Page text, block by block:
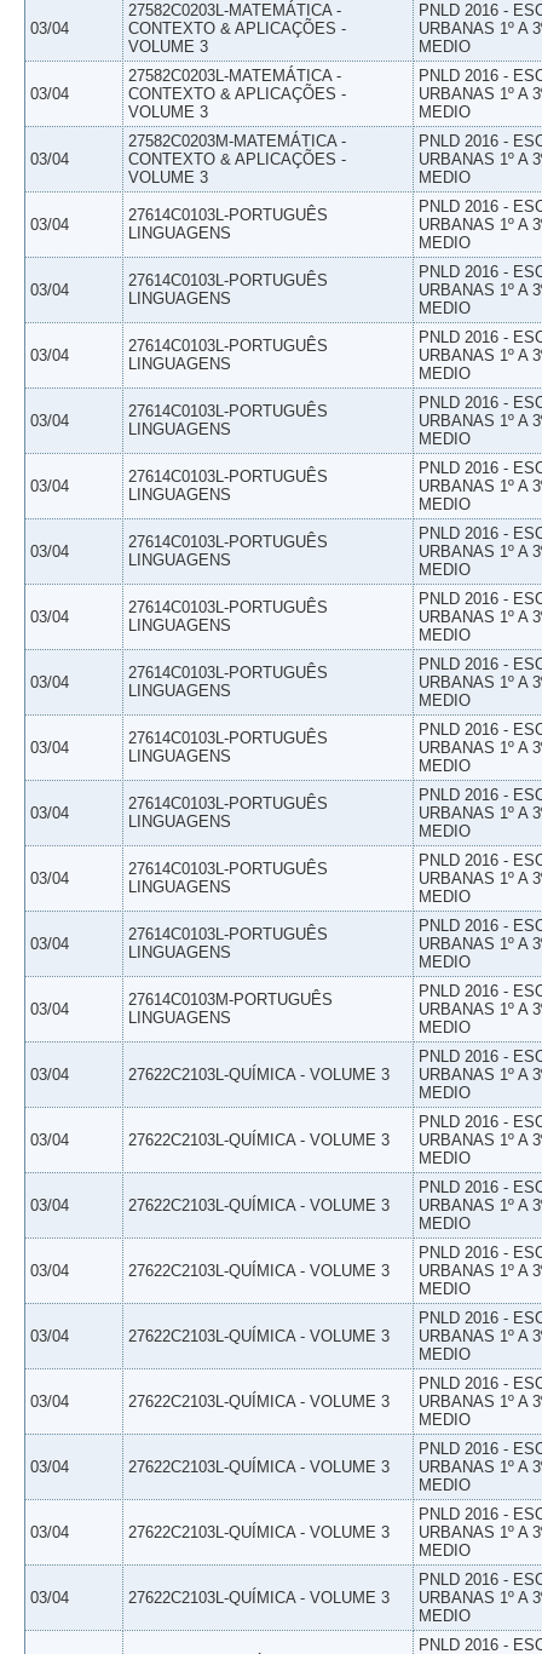
03/04
27582C0203L-MATEMÁTICA -
CONTEXTO & APLICAÇÕES -
VOLUME 3
PNLD 2016 -
URBANAS 1º A
MEDIO
03/04
27582C0203L-MATEMÁTICA -
CONTEXTO & APLICAÇÕES -
VOLUME 3
PNLD 2016 -
URBANAS 1º A
MEDIO
03/04
27582C0203M-MATEMÁTICA -
CONTEXTO & APLICAÇÕES -
VOLUME 3
PNLD 2016 -
URBANAS 1º A
MEDIO
03/04
27614C0103L-PORTUGUÊS
LINGUAGENS
PNLD 2016 -
URBANAS 1º A
MEDIO
03/04
27614C0103L-PORTUGUÊS
LINGUAGENS
PNLD 2016 -
URBANAS 1º A
MEDIO
03/04
27614C0103L-PORTUGUÊS
LINGUAGENS
PNLD 2016 -
URBANAS 1º A
MEDIO
03/04
27614C0103L-PORTUGUÊS
LINGUAGENS
PNLD 2016 -
URBANAS 1º A
MEDIO
03/04
27614C0103L-PORTUGUÊS
LINGUAGENS
PNLD 2016 -
URBANAS 1º A
MEDIO
03/04
27614C0103L-PORTUGUÊS
LINGUAGENS
PNLD 2016 -
URBANAS 1º A
MEDIO
03/04
27614C0103L-PORTUGUÊS
LINGUAGENS
PNLD 2016 -
URBANAS 1º A
MEDIO
03/04
27614C0103L-PORTUGUÊS
LINGUAGENS
PNLD 2016 -
URBANAS 1º A
MEDIO
03/04
27614C0103L-PORTUGUÊS
LINGUAGENS
PNLD 2016 -
URBANAS 1º A
MEDIO
03/04
27614C0103L-PORTUGUÊS
LINGUAGENS
PNLD 2016 -
URBANAS 1º A
MEDIO
03/04
27614C0103L-PORTUGUÊS
LINGUAGENS
PNLD 2016 -
URBANAS 1º A
MEDIO
03/04
27614C0103L-PORTUGUÊS
LINGUAGENS
PNLD 2016 -
URBANAS 1º A
MEDIO
03/04
27614C0103M-PORTUGUÊS
LINGUAGENS
PNLD 2016 -
URBANAS 1º A
MEDIO
03/04 27622C2103L-QUÍMICA - VOLUME 3
PNLD 2016 -
URBANAS 1º A
MEDIO
03/04 27622C2103L-QUÍMICA - VOLUME 3
PNLD 2016 -
URBANAS 1º A
MEDIO
03/04 27622C2103L-QUÍMICA - VOLUME 3
PNLD 2016 -
URBANAS 1º A
MEDIO
03/04 27622C2103L-QUÍMICA - VOLUME 3
PNLD 2016 -
URBANAS 1º A
MEDIO
03/04 27622C2103L-QUÍMICA - VOLUME 3
PNLD 2016 -
URBANAS 1º A
MEDIO
03/04 27622C2103L-QUÍMICA - VOLUME 3
PNLD 2016 -
URBANAS 1º A
MEDIO
03/04 27622C2103L-QUÍMICA - VOLUME 3
PNLD 2016 -
URBANAS 1º A
MEDIO
03/04 27622C2103L-QUÍMICA - VOLUME 3
PNLD 2016 -
URBANAS 1º A
MEDIO
03/04 27622C2103L-QUÍMICA - VOLUME 3
PNLD 2016 -
URBANAS 1º A
MEDIO
PNLD 2016 -